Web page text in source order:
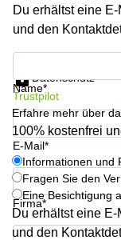
Büro
mieten
Bern
mieten
Basel
Büro
mieten
Luzern
Business
Center
Zürich
Business
Grafenauweg
8 Zug
Teichgässlein
Aeschengraben
29 Basel
Zugerstrasse
32 Baar
Glärnischstrasse
13 Wil
Werftestrasse
4 Luzern
Du erhältst eine
und den
Name*
E-Mail*
Firma*
Datenschutz
Trustpilot
Erfahre mehr über
100% kostenfrei
Informationen und
Fragen Sie den
Eine Besichtigung
Du erhältst eine
und den